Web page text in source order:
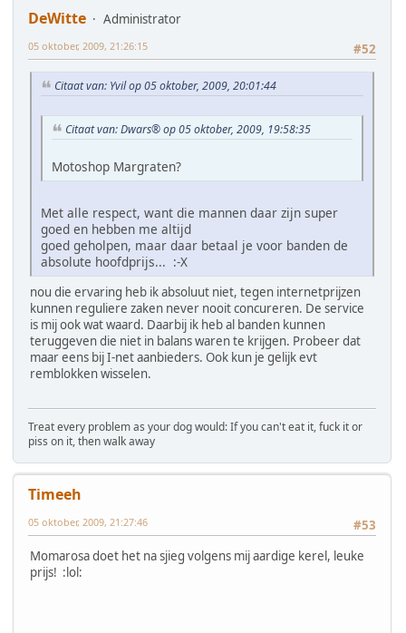
DeWitte
Administrator
#52
05 oktober, 2009, 21:26:15
Citaat van: Yvil op 05 oktober, 2009, 20:01:44
Citaat van: Dwars® op 05 oktober, 2009, 19:58:35
Motoshop Margraten?
Met alle respect, want die mannen daar zijn super
goed en hebben me altijd
goed geholpen, maar daar betaal je voor banden de
absolute hoofdprijs... :-X
nou die ervaring heb ik absoluut niet, tegen internetprijzen
kunnen reguliere zaken never nooit concureren. De service
is mij ook wat waard. Daarbij ik heb al banden kunnen
teruggeven die niet in balans waren te krijgen. Probeer dat
maar eens bij I-net aanbieders. Ook kun je gelijk evt
remblokken wisselen.
Treat every problem as your dog would: If you can't eat it, fuck it or
piss on it, then walk away
Timeeh
#53
05 oktober, 2009, 21:27:46
Momarosa doet het na sjieg volgens mij aardige kerel, leuke
prijs! :lol: